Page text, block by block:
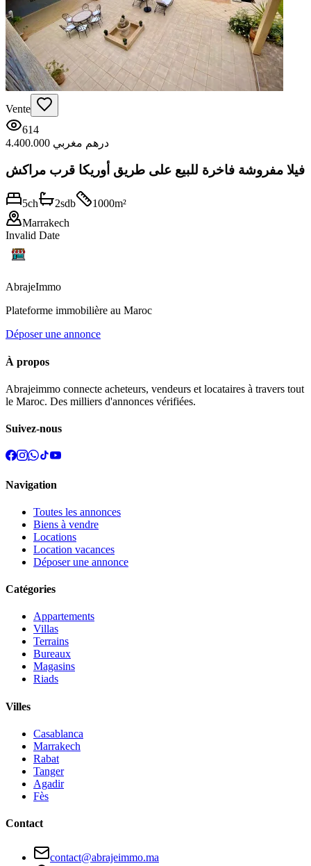
Vente
614
4.400.000 درهم مغربي
فيلا مفروشة فاخرة للبيع على طريق أوريكا قرب مراكش
5ch 2sdb 1000m²
Marrakech
Invalid Date
AbrajeImmo
Plateforme immobilière au Maroc
Déposer une annonce
À propos
Abrajeimmo connecte acheteurs, vendeurs et locataires à travers tout
le Maroc. Des milliers d'annonces vérifiées.
Suivez-nous
Navigation
Toutes les annonces
Biens à vendre
Locations
Location vacances
Déposer une annonce
Catégories
Appartements
Villas
Terrains
Bureaux
Magasins
Riads
Villes
Casablanca
Marrakech
Rabat
Tanger
Agadir
Fès
Contact
contact@abrajeimmo.ma